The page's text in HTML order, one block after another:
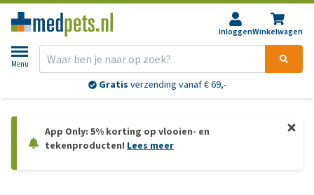
InloggenWinkelwagen
Menu
Gratis verzending vanaf € 69,-
App Only: 5% korting op vlooien- en
tekenproducten! Lees meer